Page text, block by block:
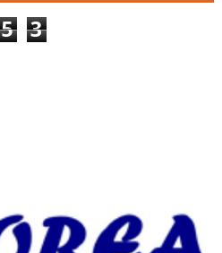
5 3